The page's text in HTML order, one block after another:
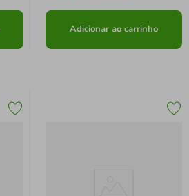
Adicionar ao carrinho